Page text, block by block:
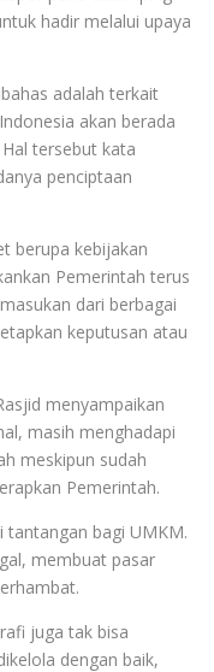
hadir melalui upaya
adalah terkait
akan berada
tersebut kata
penciptaan
berupa kebijakan
Pemerintah terus
dari berbagai
keputusan atau
menyampaikan
masih menghadapi
meskipun sudah
Pemerintah.
tantangan bagi UMKM.
membuat pasar
juga tak bisa
dengan baik,